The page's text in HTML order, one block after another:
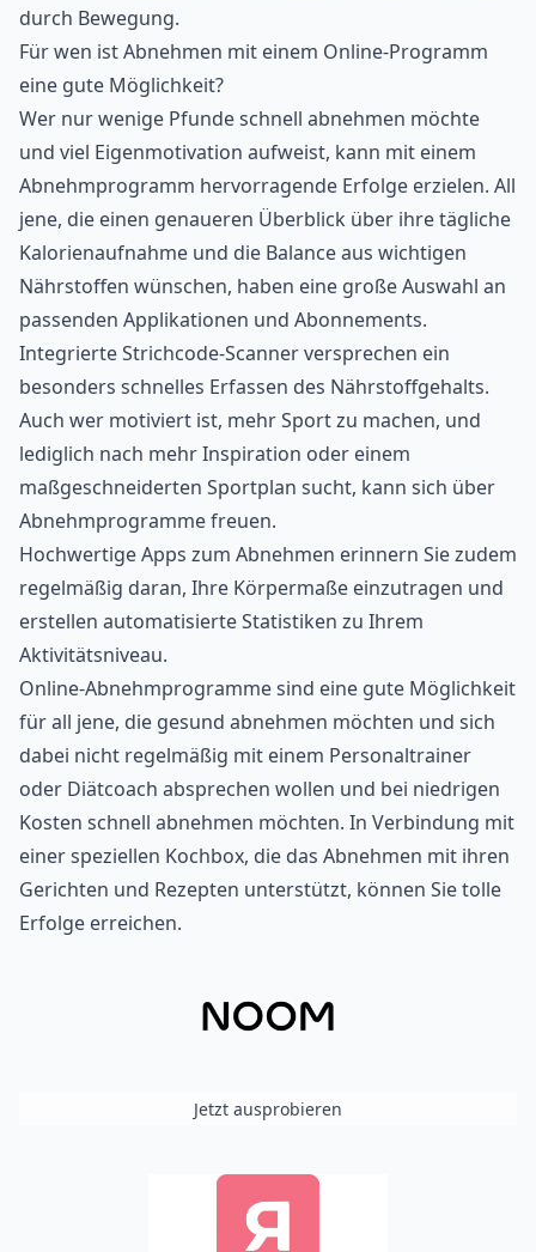
durch Bewegung.
Für wen ist Abnehmen mit einem Online-Programm
eine gute Möglichkeit?
Wer nur wenige Pfunde schnell abnehmen möchte
und viel Eigenmotivation aufweist, kann mit einem
Abnehmprogramm hervorragende Erfolge erzielen. All
jene, die einen genaueren Überblick über ihre tägliche
Kalorienaufnahme und die Balance aus wichtigen
Nährstoffen wünschen, haben eine große Auswahl an
passenden Applikationen und Abonnements.
Integrierte Strichcode-Scanner versprechen ein
besonders schnelles Erfassen des Nährstoffgehalts.
Auch wer motiviert ist, mehr Sport zu machen, und
lediglich nach mehr Inspiration oder einem
maßgeschneiderten Sportplan sucht, kann sich über
Abnehmprogramme freuen.
Hochwertige Apps zum Abnehmen erinnern Sie zudem
regelmäßig daran, Ihre Körpermaße einzutragen und
erstellen automatisierte Statistiken zu Ihrem
Aktivitätsniveau.
Online-Abnehmprogramme sind eine gute Möglichkeit
für all jene, die gesund abnehmen möchten und sich
dabei nicht regelmäßig mit einem Personaltrainer
oder Diätcoach absprechen wollen und bei niedrigen
Kosten schnell abnehmen möchten. In Verbindung mit
einer speziellen Kochbox, die das Abnehmen mit ihren
Gerichten und Rezepten unterstützt, können Sie tolle
Erfolge erreichen.
Jetzt ausprobieren